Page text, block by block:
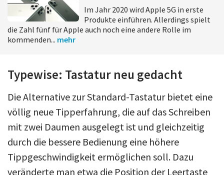
Im Jahr 2020 wird Apple 5G in erste
Produkte einführen. Allerdings spielt
die Zahl fünf für Apple auch noch eine andere Rolle im
kommenden... mehr
Typewise: Tastatur neu gedacht
Die Alternative zur Standard-Tastatur bietet eine
völlig neue Tipperfahrung, die auf das Schreiben
mit zwei Daumen ausgelegt ist und gleichzeitig
durch die bessere Bedienung eine höhere
Tippgeschwindigkeit ermöglichen soll. Dazu
veränderte man etwa die Position der Leertaste